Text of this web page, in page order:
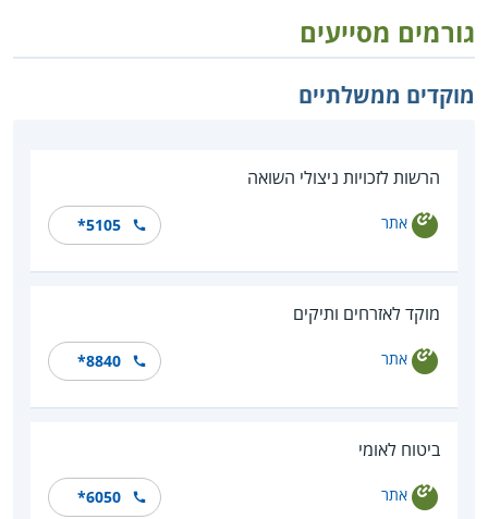
גורמים מסייעים
מוקדים ממשלתיים
הרשות לזכויות ניצולי השואה
אתר *5105
מוקד לאזרחים ותיקים
אתר *8840
ביטוח לאומי
אתר *6050